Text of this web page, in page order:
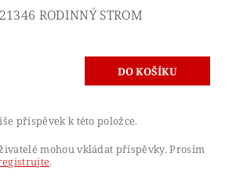
RODINNÝ STROM
příspěvek k této položce.
mohou vkládat příspěvky. Prosím
.